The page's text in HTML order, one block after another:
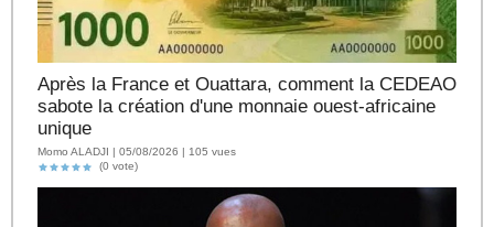
Après la France et Ouattara, comment la CEDEAO
sabote la création d'une monnaie ouest-africaine
unique
Momo ALADJI | 05/08/2026 | 105 vues
(0 vote)